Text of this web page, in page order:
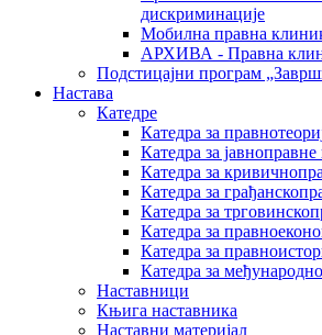
дискриминације
Мобилна правна
АРХИВА - Правна
Подстицајни програм
Настава
Катедре
Катедра за
Катедра за јавноправне
Катедра за
Катедра за
Катедра за
Катедра за
Катедра за
Катедра за
Наставници
Књига наставника
Наставни материјал